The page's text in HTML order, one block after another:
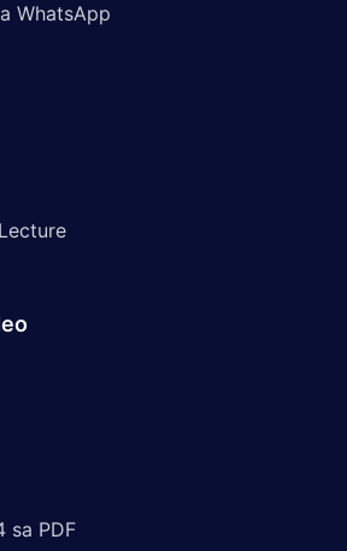
WhatsApp
sa PDF